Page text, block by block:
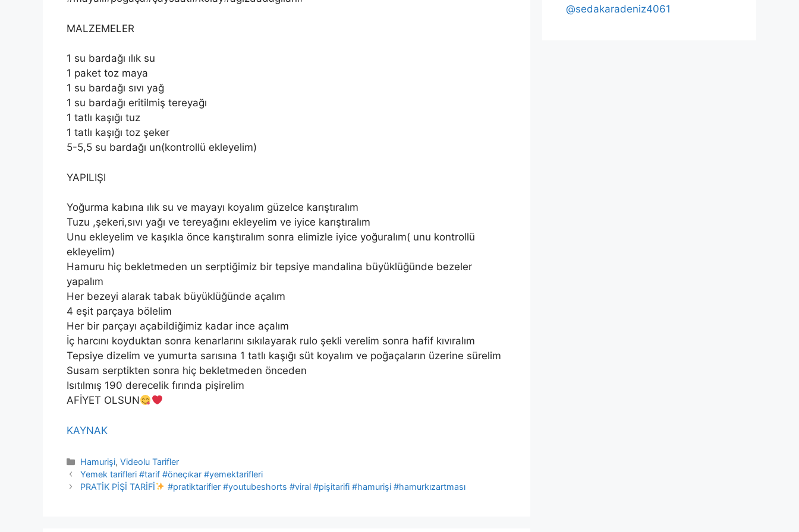
MALZEMELER
1 su bardağı ılık su
1 paket toz maya
1 su bardağı sıvı yağ
1 su bardağı eritilmiş tereyağı
1 tatlı kaşığı tuz
1 tatlı kaşığı toz şeker
5-5,5 su bardağı un(kontrollü ekleyelim)
YAPILIŞI
Yoğurma kabına ılık su ve mayayı koyalım güzelce karıştıralım
Tuzu ,şekeri,sıvı yağı ve tereyağını ekleyelim ve iyice karıştıralım
Unu ekleyelim ve kaşıkla önce karıştıralım sonra elimizle iyice yoğuralım( unu kontrollü
ekleyelim)
Hamuru hiç bekletmeden un serptiğimiz bir tepsiye mandalina büyüklüğünde bezeler
yapalım
Her bezeyi alarak tabak büyüklüğünde açalım
4 eşit parçaya bölelim
Her bir parçayı açabildiğimiz kadar ince açalım
İç harcını koyduktan sonra kenarlarını sıkılayarak rulo şekli verelim sonra hafif kıvıralım
Tepsiye dizelim ve yumurta sarısına 1 tatlı kaşığı süt koyalım ve poğaçaların üzerine sürelim
Susam serptikten sonra hiç bekletmeden önceden
Isıtılmış 190 derecelik fırında pişirelim
AFİYET OLSUN
KAYNAK
Kategoriler
Hamurişi,Videolu Tarifler
Yemek tarifleri #tarif #öneçıkar #yemektarifleri
PRATİK PİŞİ TARİFİ
#pratiktarifler #youtubeshorts #viral #pişitarifi #hamurişi #hamurkızartması
@sedakaradeniz4061